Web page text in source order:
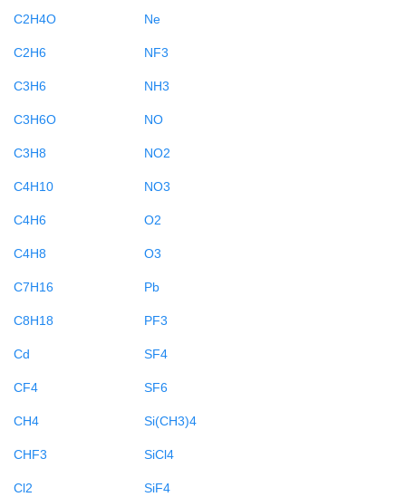
C2H4O
C2H6
C3H6
C3H6O
C3H8
C4H10
C4H6
C4H8
C7H16
C8H18
Cd
CF4
CH4
CHF3
Cl2
Ne
NF3
NH3
NO
NO2
NO3
O2
O3
Pb
PF3
SF4
SF6
Si(CH3)4
SiCl4
SiF4